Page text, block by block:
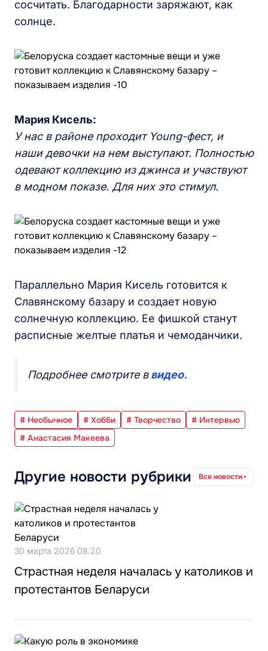
сосчитать. Благодарности заряжают, как
солнце.
Мария Кисель:
У нас в районе проходит Young-фест, и
наши девочки на нем выступают. Полностью
одевают коллекцию из джинса и участвуют
в модном показе. Для них это стимул.
Параллельно Мария Кисель готовится к
Славянскому базару и создает новую
солнечную коллекцию. Ее фишкой станут
расписные желтые платья и чемоданчики.
Подробнее смотрите ввидео.
# Необычное # Хобби # Творчество
# Интервью
# Анастасия Макеева
Другие новости рубрики Все новости
30 марта 2026 08:20
Страстная неделя началась у католиков и
протестантов Беларуси